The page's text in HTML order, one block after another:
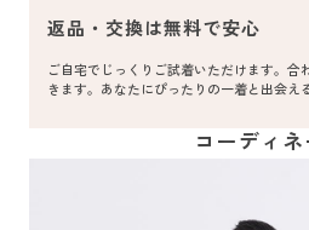
返品・交換は無料で安心
ご自宅でじっくりご試着いただけます。合
きます。あなたにぴったりの一着と出会え
コーディネ